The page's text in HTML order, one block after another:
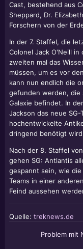
Cast, bestehend aus
Sheppard, Dr.
Forschern von der
In der 7. Staffel, die
Colonel Jack O'Neill
zweiten mal das
müssen, um es vor
kann nun endlich die
gefunden werden, die
Galaxie befindet. In
Jackson das neue
hochentwickelte
dringend benötigt
Nach der 8. Staffel
gehen SG: Antlantis
gespannt sein, wie
Teams in einer
Feind aussehen
Quelle: treknews.de
Problem mit